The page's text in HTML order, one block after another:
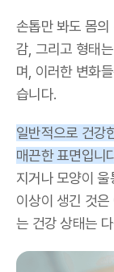
손톱만 봐도 몸
감, 그리고 형태
며, 이러한 변화
습니다.
일반적으로 건강
매끈한 표면입니
지거나 모양이 울
이상이 생긴 것
는 건강 상태는